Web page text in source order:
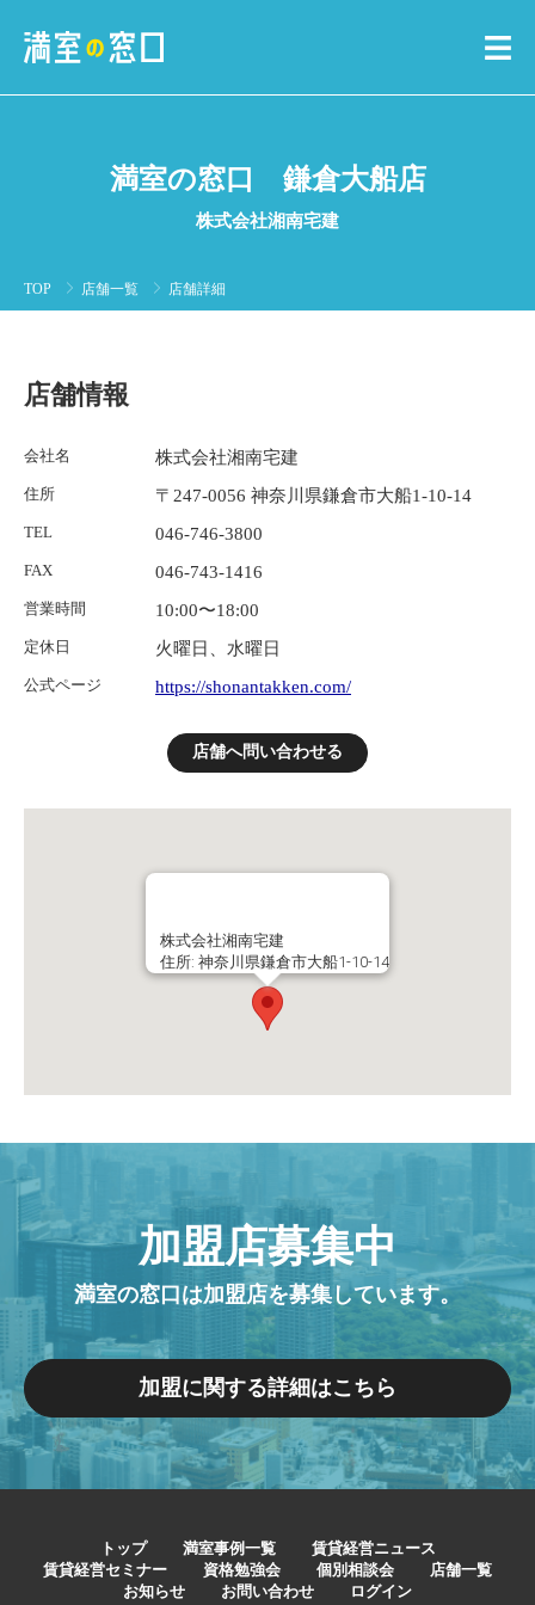
満室の窓口 鎌倉大船店
株式会社湘南宅建
TOP 店舗一覧 店舗詳細
店舗情報
会社名 株式会社湘南宅建
住所 〒247-0056 神奈川県鎌倉市大船1-10-14
TEL 046-746-3800
FAX 046-743-1416
営業時間 10:00〜18:00
定休日 火曜日、水曜日
公式ページ https://shonantakken.com/
店舗へ問い合わせる
株式会社湘南宅建
住所: 神奈川県鎌倉市大船1-10-14
加盟店募集中
満室の窓口は加盟店を募集しています。
加盟に関する詳細はこちら
トップ 満室事例一覧
賃貸経営ニュース
賃貸経営セミナー
資格勉強会 個別相談会
店舗一覧
お知らせ
お問い合わせ ログイン